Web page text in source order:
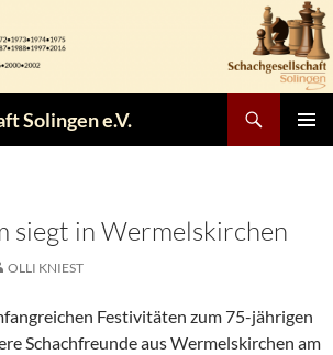
Solingen e.V.
siegt in Wermelskirchen
OLLI KNIEST
Festivitäten zum 75-jährigen
Schachfreunde aus Wermelskirchen am